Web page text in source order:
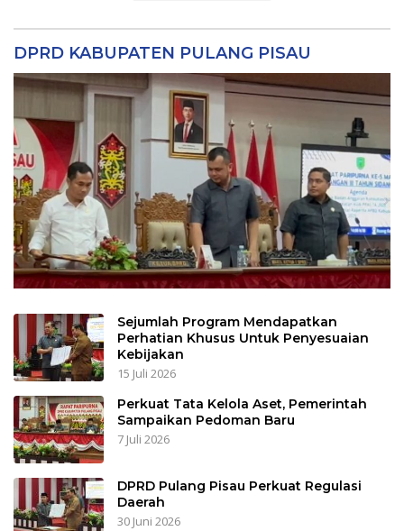
DPRD KABUPATEN PULANG PISAU
Sejumlah Program Mendapatkan
Perhatian Khusus Untuk Penyesuaian
Kebijakan
15 Juli 2026
Perkuat Tata Kelola Aset, Pemerintah
Sampaikan Pedoman Baru
7 Juli 2026
DPRD Pulang Pisau Perkuat Regulasi
Daerah
30 Juni 2026